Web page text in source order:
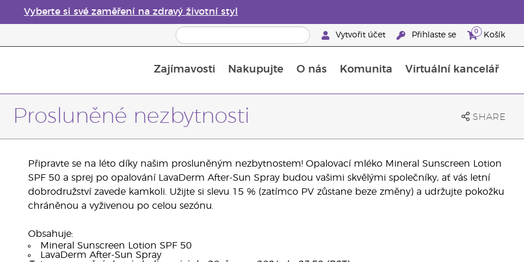
Vyberte si své zaměření na zdravý životní styl
Vytvořit účet Přihlaste se 0 Košík
Zajímavosti Nakupujte O nás Komunita Virtuální kancelář
Prosluněné nezbytnosti SHARE
Připravte se na léto díky našim prosluněným nezbytnostem! Opalovací mléko Mineral Sunscreen Lotion
SPF 50 a sprej po opalování LavaDerm After-Sun Spray budou vašimi skvělými společníky, ať vás letní
dobrodružství zavede kamkoli. Užijte si slevu 15 % (zatímco PV zůstane beze změny) a udržujte pokožku
chráněnou a vyživenou po celou sezónu.
Obsahuje:
Mineral Sunscreen Lotion SPF 50
LavaDerm After-Sun Spray